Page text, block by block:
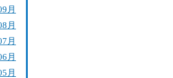
月
月
月
月
月